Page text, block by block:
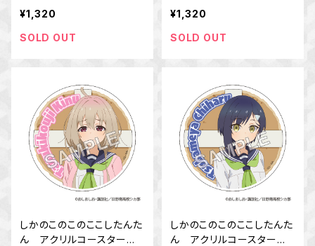
馬車芽 めめ
¥1,320
SOLD OUT
猫山田 根子
¥1,320
SOLD OUT
しかのこのこのここしたんた
ん アクリルコースター
しかのこのこのここしたんた
ん アクリルコースター